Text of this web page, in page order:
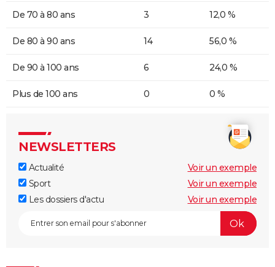
De 70 à 80 ans 3 12,0 %
De 80 à 90 ans 14 56,0 %
De 90 à 100 ans 6 24,0 %
Plus de 100 ans 0 0 %
NEWSLETTERS
Actualité
Voir un exemple
Sport
Voir un exemple
Les dossiers d'actu
Voir un exemple